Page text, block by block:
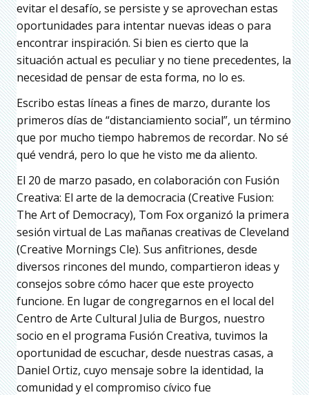
evitar el desafío, se persiste y se aprovechan estas
oportunidades para intentar nuevas ideas o para
encontrar inspiración. Si bien es cierto que la
situación actual es peculiar y no tiene precedentes, la
necesidad de pensar de esta forma, no lo es.
Escribo estas líneas a fines de marzo, durante los
primeros días de “distanciamiento social”, un término
que por mucho tiempo habremos de recordar. No sé
qué vendrá, pero lo que he visto me da aliento.
El 20 de marzo pasado, en colaboración con Fusión
Creativa: El arte de la democracia (Creative Fusion:
The Art of Democracy), Tom Fox organizó la primera
sesión virtual de Las mañanas creativas de Cleveland
(Creative Mornings Cle). Sus anfitriones, desde
diversos rincones del mundo, compartieron ideas y
consejos sobre cómo hacer que este proyecto
funcione. En lugar de congregarnos en el local del
Centro de Arte Cultural Julia de Burgos, nuestro
socio en el programa Fusión Creativa, tuvimos la
oportunidad de escuchar, desde nuestras casas, a
Daniel Ortiz, cuyo mensaje sobre la identidad, la
comunidad y el compromiso cívico fue